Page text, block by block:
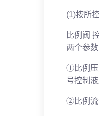
(1)按所
比例阀
两个参
①比例压
号控制
②比例流